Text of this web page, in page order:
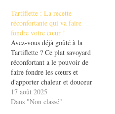
évoque chaleur et
convivialité. Que vous soyez
en famille ou entre…
Tartiflette : La recette
réconfortante qui va faire
fondre votre cœur !
Avez-vous déjà goûté à la
Tartiflette ? Ce plat savoyard
réconfortant a le pouvoir de
faire fondre les cœurs et
d'apporter chaleur et douceur
à vos soirées. Imaginez-vous,
entouré de vos proches,
17 août 2025
Dans "Non classé"